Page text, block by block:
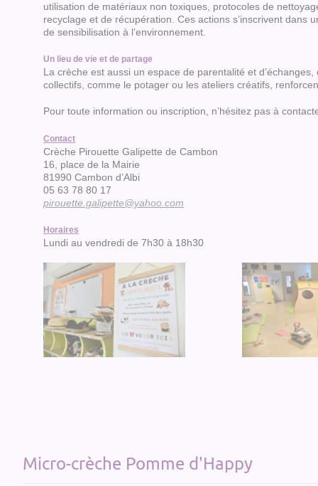
utilisation de matériaux non toxiques, protocoles de
recyclage et de récupération. Ces actions s’inscrivent
de sensibilisation à l’environnement.
Un lieu de vie et de partage
La crèche est aussi un espace de parentalité et
collectifs, comme le potager ou les ateliers créatifs,
Pour toute information ou inscription, n’hésitez pas à
Contact
Crèche Pirouette Galipette de Cambon
16, place de la Mairie
81990 Cambon d’Albi
05 63 78 80 17
pirouette.galipette@yahoo.com
Horaires
Lundi au vendredi de 7h30 à 18h30
Micro-crèche Pomme d'Happy